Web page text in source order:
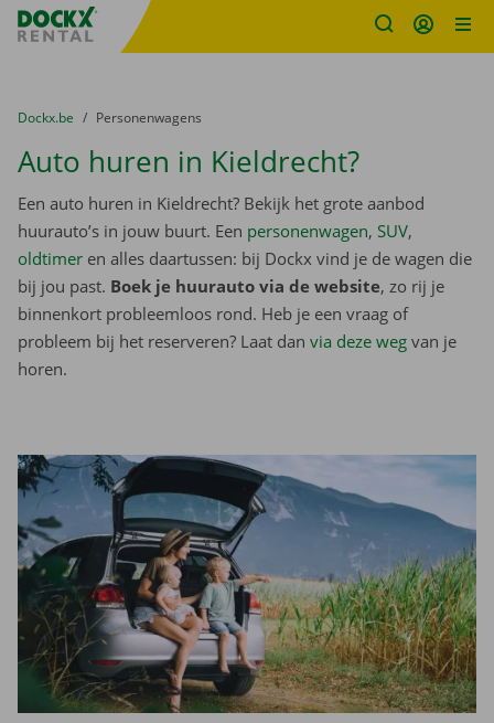
Fratello DEMO
U bevindt zich hier:
van
Dockx.be naar
Personenwagens
Auto huren in Kieldrecht?
Een auto huren in Kieldrecht? Bekijk het grote aanbod
huurauto’s in jouw buurt. Een personenwagen, SUV,
oldtimer en alles daartussen: bij Dockx vind je de wagen die
bij jou past. Boek je huurauto via de website, zo rij je
binnenkort probleemloos rond. Heb je een vraag of
probleem bij het reserveren? Laat dan via deze weg van je
horen.